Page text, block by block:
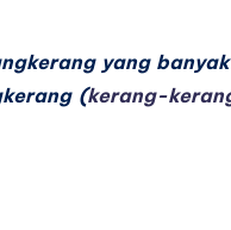
yang
(kerang-